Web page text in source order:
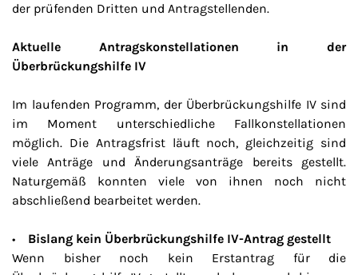
der prüfenden Dritten und Antragstellenden.
Aktuelle Antragskonstellationen in der
Überbrückungshilfe IV
Im laufenden Programm, der Überbrückungshilfe IV sind
im Moment unterschiedliche Fallkonstellationen
möglich. Die Antragsfrist läuft noch, gleichzeitig sind
viele Anträge und Änderungsanträge bereits gestellt.
Naturgemäß konnten viele von ihnen noch nicht
abschließend bearbeitet werden.
• Bislang kein Überbrückungshilfe IV-Antrag gestellt
Wenn bisher noch kein Erstantrag für die